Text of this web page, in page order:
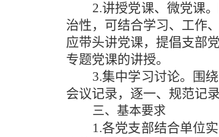
2.讲授党课、微党课
治性，可结合学习、工作
应带头讲党课，提倡支部
专题党课的讲授。
3.集中学习讨论。围
会议记录，逐一、规范记
三、基本要求
1.各党支部结合单位